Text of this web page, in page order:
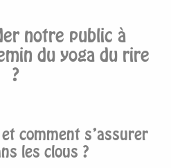
notre public à
du yoga du rire
?
comment s’assurer
les clous ?